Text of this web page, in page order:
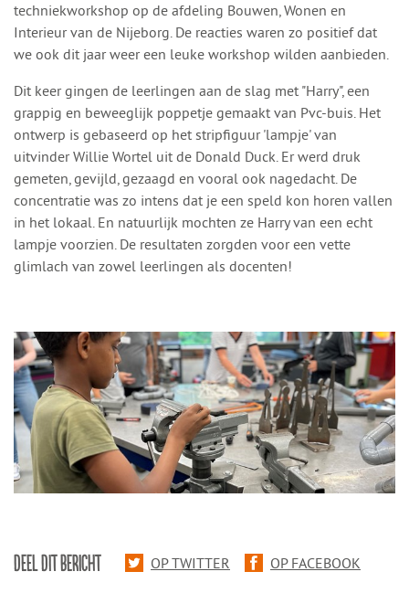
techniekworkshop op de afdeling Bouwen, Wonen en
Interieur van de Nijeborg. De reacties waren zo positief dat
we ook dit jaar weer een leuke workshop wilden aanbieden.
Dit keer gingen de leerlingen aan de slag met "Harry", een
grappig en beweeglijk poppetje gemaakt van Pvc-buis. Het
ontwerp is gebaseerd op het stripfiguur 'lampje' van
uitvinder Willie Wortel uit de Donald Duck. Er werd druk
gemeten, gevijld, gezaagd en vooral ook nagedacht. De
concentratie was zo intens dat je een speld kon horen vallen
in het lokaal. En natuurlijk mochten ze Harry van een echt
lampje voorzien. De resultaten zorgden voor een vette
glimlach van zowel leerlingen als docenten!
DEEL DIT BERICHT OP TWITTER OP FACEBOOK